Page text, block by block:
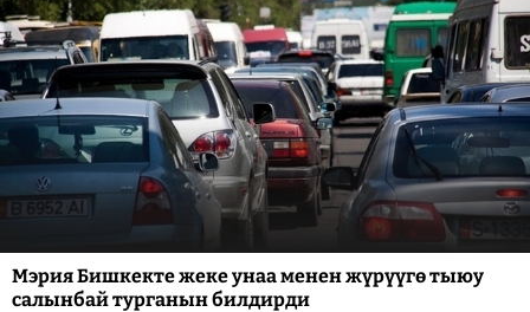
Мэрия Бишкекте жеке унаа менен жүрүүгө тыюу
салынбай турганын билдирди